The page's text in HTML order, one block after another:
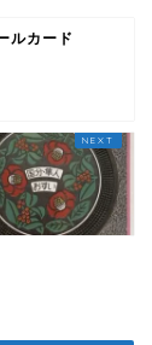
ルカード